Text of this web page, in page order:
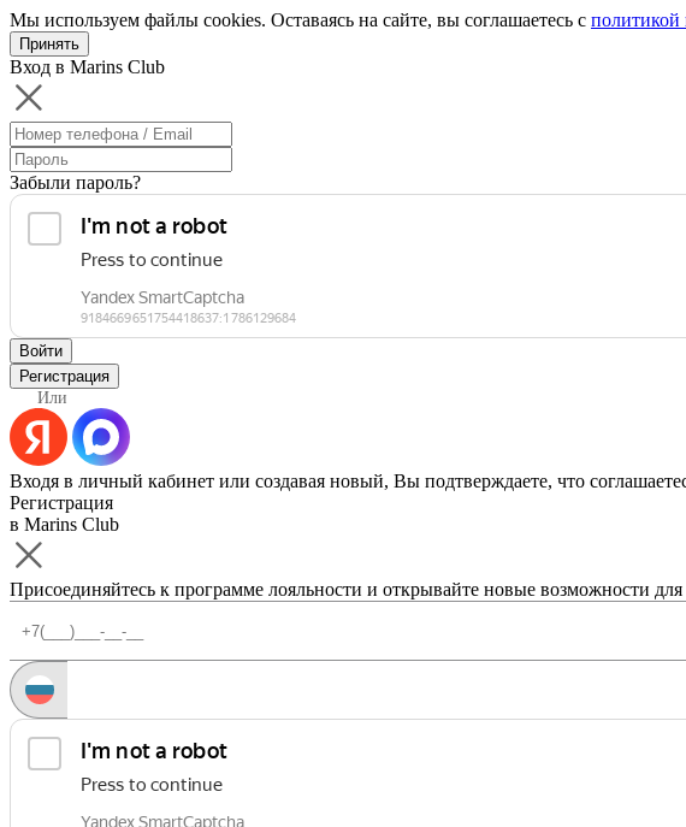
Мы используем файлы cookies. Оставаясь на сайте, вы соглашаетесь с политикой
Принять
Вход в Marins Club
Забыли пароль?
Войти
Регистрация
Или
Входя в личный кабинет или создавая новый, Вы подтверждаете, что
Регистрация
в Marins Club
Присоединяйтесь к программе лояльности и открывайте новые возможности
Запросить код